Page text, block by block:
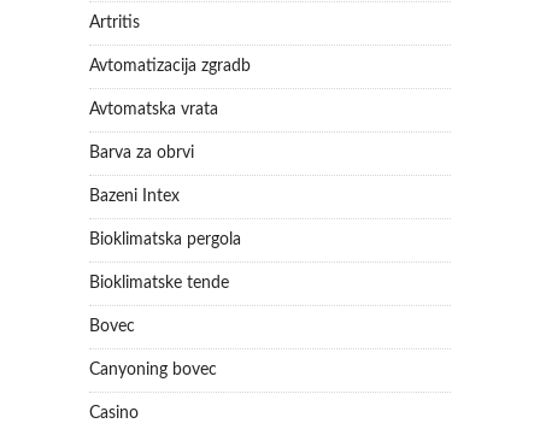
Artritis
Avtomatizacija zgradb
Avtomatska vrata
Barva za obrvi
Bazeni Intex
Bioklimatska pergola
Bioklimatske tende
Bovec
Canyoning bovec
Casino